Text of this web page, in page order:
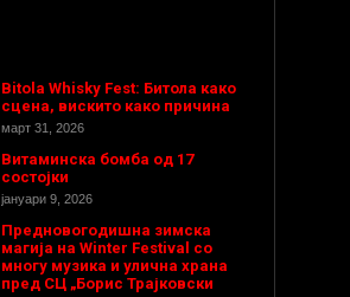
Bitola Whisky Fest: Битола како
сцена, вискито како причина
март 31, 2026
Витаминска бомба од 17
состојки
јануари 9, 2026
Предновогодишнa зимска
магија на Winter Festival со
многу музика и улична храна
пред СЦ „Борис Трајковски